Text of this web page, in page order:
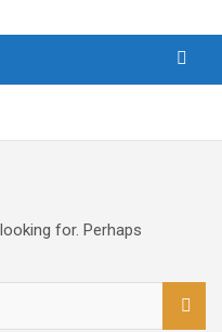
Services
Outremers
for. Perhaps